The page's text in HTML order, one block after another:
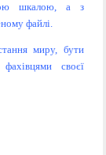
шкалою, а з
файлі.
миру, бути
своєї